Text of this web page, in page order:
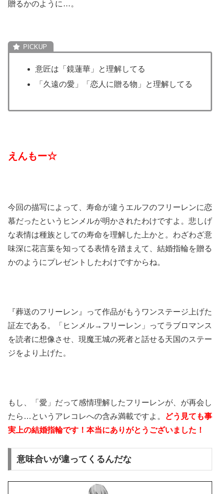
贈るかのように…。
意匠は「鏡蓮華」と理解してる
「久遠の愛」「恋人に贈る物」と理解してる
えんもー☆
今回の描写によって、寿命が違うエルフのフリーレンに恋
慕だったというヒンメルが明かされたわけですよ。悲しげ
な表情は種族としての寿命を理解した上かと。わざわざ意
味深に花言葉を知ってる表情を踏まえて、結婚指輪を贈る
かのようにプレゼントしたわけですからね。
『葬送のフリーレン』って作品がもうワンステージ上げた
証左である。「ヒンメル→フリーレン」ってラブロマンス
を読者に想像させ、現魔王城の死者と話せる天国のステー
ジをより上げた。
もし、「愛」だって感情理解したフリーレンが、が再会し
たら…というアレコレへの含み満載ですよ。
どう見ても事
実上の結婚指輪です！本当にありがとうございました！
意味合いが違ってくるんだな